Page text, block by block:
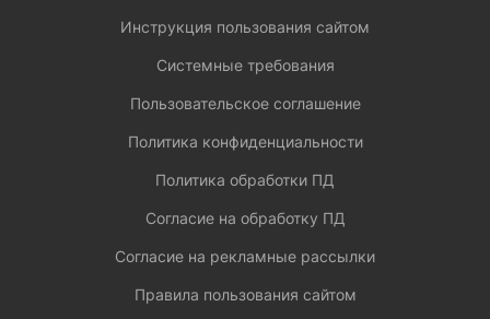
Инструкция пользования сайтом
Системные требования
Пользовательское соглашение
Политика конфиденциальности
Политика обработки ПД
Согласие на обработку ПД
Согласие на рекламные рассылки
Правила пользования сайтом